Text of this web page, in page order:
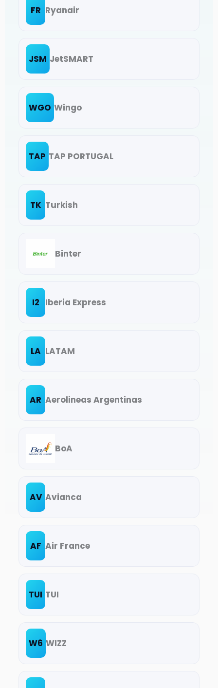
FR Ryanair
JSM JetSMART
WGO Wingo
TAP TAP PORTUGAL
TK Turkish
Binter
I2 Iberia Express
LA LATAM
AR Aerolineas Argentinas
BoA
AV Avianca
AF Air France
TUI TUI
W6 WIZZ